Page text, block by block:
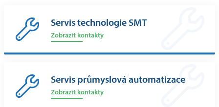
Servis technologie SMT
Zobrazit kontakty
Servis průmyslová automatizace
Zobrazit kontakty